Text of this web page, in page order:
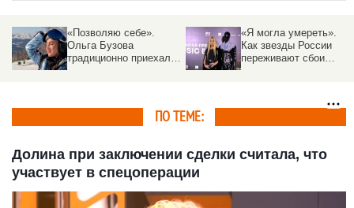
«Позволяю себе».
Ольга Бузова
традиционно приехала
«Я могла умереть».
Как звезды России
переживают сбои
ПО ТЕМЕ:
Долина при заключении сделки считала, что
участвует в спецоперации